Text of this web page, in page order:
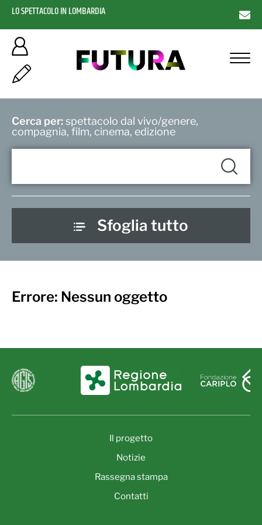
LO SPETTACOLO IN LOMBARDIA
Cerca per:spettacolo dal vivo/genere,
compagnia, film, cinema, edizione
Sfoglia tutto
Errore: Nessun oggetto
Il progetto
Notizie
Rassegna stampa
Contatti